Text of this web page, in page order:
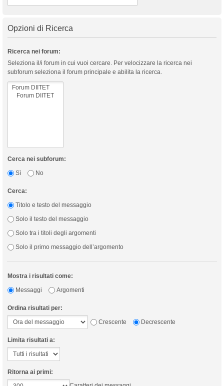
Opzioni di Ricerca
Ricerca nei forum:
Seleziona il/i forum in cui vuoi cercare. Per velocizzare la ricerca nei
subforum seleziona il forum principale e abilita la ricerca.
Cerca nei subforum:
Sì
No
Cerca:
Titolo e testo del messaggio
Solo il testo del messaggio
Solo tra i titoli degli argomenti
Solo il primo messaggio dell’argomento
Mostra i risultati come:
Messaggi
Argomenti
Ordina risultati per:
Crescente
Decrescente
Limita risultati a:
Ritorna ai primi: